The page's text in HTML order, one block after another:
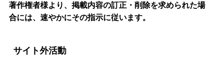
著作権者様より、掲載内容の訂正・削除を求められた場
合には、速やかにその指示に従います。
サイト外活動